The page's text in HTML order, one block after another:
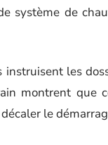
système de
instruisent les
montrent que
le